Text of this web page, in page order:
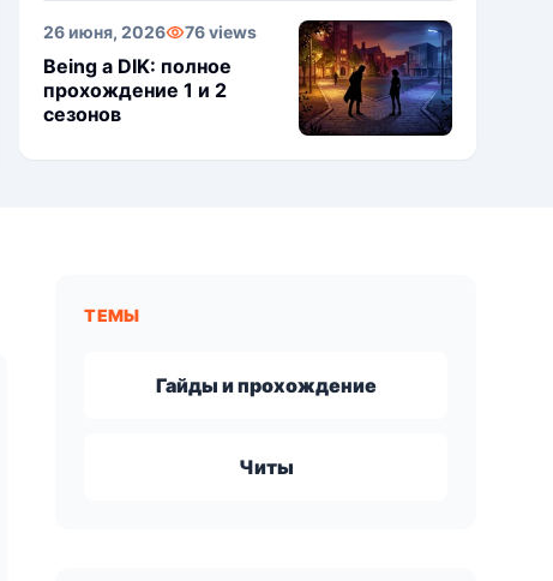
26 июня, 2026 76 views
Being a DIK: полное
прохождение 1 и 2
сезонов
ТЕМЫ
Гайды и прохождение
Читы